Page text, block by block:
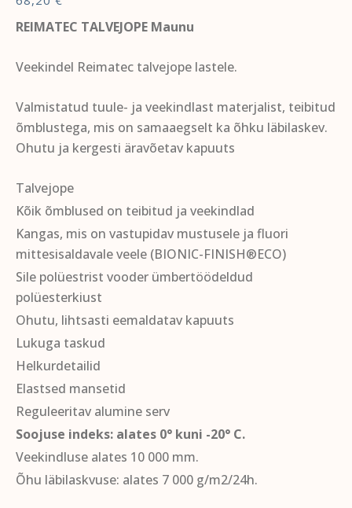
REIMATEC TALVEJOPE Maunu
Veekindel Reimatec talvejope lastele.
Valmistatud tuule- ja veekindlast materjalist, teibitud
õmblustega, mis on samaaegselt ka õhku läbilaskev.
Ohutu ja kergesti äravõetav kapuuts
Talvejope
Kõik õmblused on teibitud ja veekindlad
Kangas, mis on vastupidav mustusele ja fluori
mittesisaldavale veele (BIONIC-FINISH®ECO)
Sile polüestrist vooder ümbertöödeldud
polüesterkiust
Ohutu, lihtsasti eemaldatav kapuuts
Lukuga taskud
Helkurdetailid
Elastsed mansetid
Reguleeritav alumine serv
Soojuse indeks: alates 0° kuni -20° C.
Veekindluse alates 10 000 mm.
Õhu läbilaskvuse: alates 7 000 g/m2/24h.